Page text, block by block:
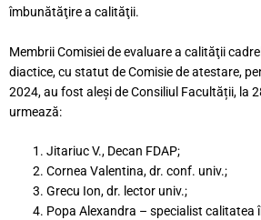
îmbunătăţire a calităţii.
Membrii Comisiei de evaluare a calităţii
diactice, cu statut de Comisie de atestare,
2024, au fost aleși de Consiliul Facultății, la
urmează:
Jitariuc V., Decan FDAP;
Cornea Valentina, dr. conf. univ.;
Grecu Ion, dr. lector univ.;
Popa Alexandra – specialist